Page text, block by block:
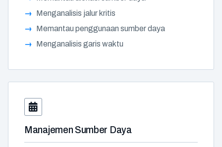
Menganalisis jalur kritis
Memantau penggunaan sumber daya
Menganalisis garis waktu
Manajemen Sumber Daya